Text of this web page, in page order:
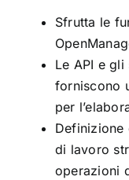
Sfrutta le
Le API e
forniscono
per
Definizione
di lavoro
operazioni